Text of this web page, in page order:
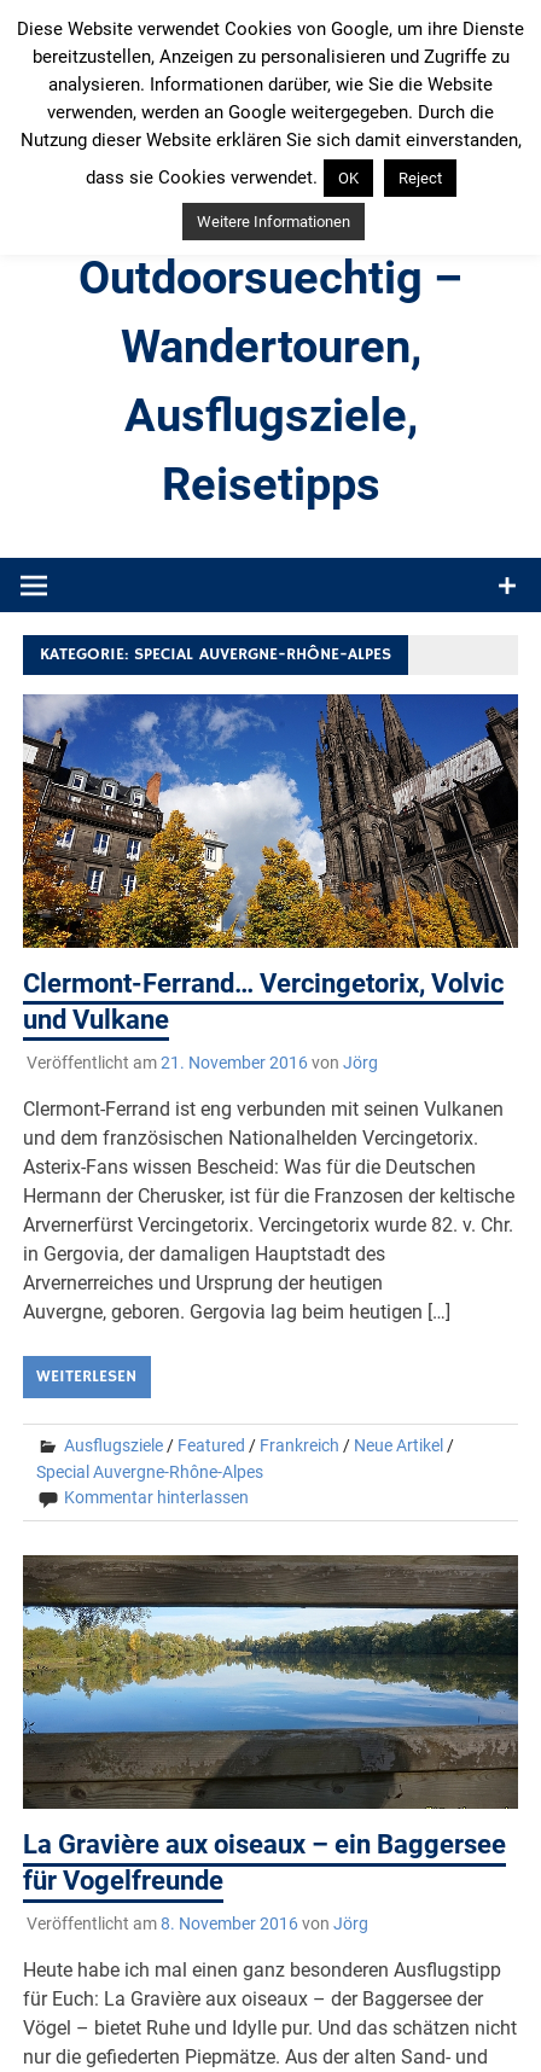
Inhalt
springen
Outdoorsuechtig –
Wandertouren,
Ausflugsziele,
Reisetipps
Produkttests und Buchrezensionen. Ein Blog für alle, die gern
KATEGORIE:SPECIAL AUVERGNE-RHÔNE-ALPES
Clermont-Ferrand… Vercingetorix, Volvic
und Vulkane
Veröffentlicht am21. November 2016von Jörg
Clermont-Ferrand ist eng verbunden mit seinen Vulkanen
und dem französischen Nationalhelden Vercingetorix.
Asterix-Fans wissen Bescheid: Was für die Deutschen
Hermann der Cherusker, ist für die Franzosen der keltische
Arvernerfürst Vercingetorix. Vercingetorix wurde 82. v. Chr.
in Gergovia, der damaligen Hauptstadt des
Arvernerreiches und Ursprung der heutigen
Auvergne, geboren. Gergovia lag beim heutigen […]
WEITERLESEN
Ausflugsziele / Featured / Frankreich / Neue Artikel /
Special Auvergne-Rhône-Alpes
Kommentar hinterlassen
La Gravière aux oiseaux – ein Baggersee
für Vogelfreunde
Veröffentlicht am8. November 2016von Jörg
Heute habe ich mal einen ganz besonderen Ausflugstipp
für Euch: La Gravière aux oiseaux – der Baggersee der
Vögel – bietet Ruhe und Idylle pur. Und das schätzen nicht
nur die gefiederten Piepmätze. Aus der alten Sand- und
Diese Website verwendet Cookies von Google, um ihre Dienste
bereitzustellen, Anzeigen zu personalisieren und Zugriffe zu
analysieren. Informationen darüber, wie Sie die Website
verwenden, werden an Google weitergegeben. Durch die
Nutzung dieser Website erklären Sie sich damit einverstanden,
dass sie Cookies verwendet.
OK Reject
Weitere Informationen